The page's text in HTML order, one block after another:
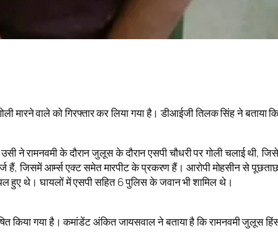
मारने वाले को गिरफ्तार कर लिया गया है। डीआईजी तिलक सिंह ने बताया
ने रामनवमी के दौरान जुलूस के दौरान एसपी चौधरी पर गोली चलाई थी,
हैं, जिसमें आर्म्स एक्ट समेत मारपीट के प्रकरण हैं। आरोपी मोहसीन से
हुए थे। घायलों में एसपी सहित 6 पुलिस के जवान भी शामिल थे।
किया गया है। कमांडेंट अंकित जायसवाल ने बताया है कि रामनवमी जुलूस